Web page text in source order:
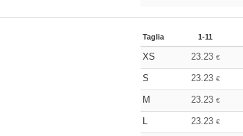
Taglia 1-11
XS 23.23 €
S 23.23 €
M 23.23 €
L 23.23 €